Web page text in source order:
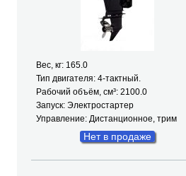
Вес, кг: 165.0
Тип двигателя: 4-тактный.
Рабочий объём, см³: 2100.0
Запуск: Электростартер
Управление: Дистанционное, трим
Нет в продаже